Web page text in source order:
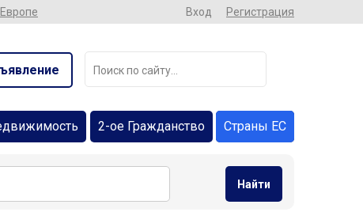
Вход Регистрация
2-ое Гражданство Страны ЕС
Найти